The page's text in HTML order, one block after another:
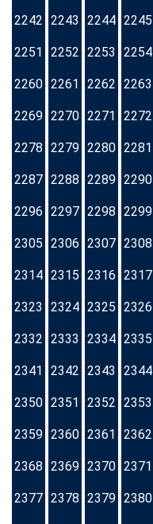
2242 2243 2244 2245
2251 2252 2253 2254
2260 2261 2262 2263
2269 2270 2271 2272
2278 2279 2280 2281
2287 2288 2289 2290
2296 2297 2298 2299
2305 2306 2307 2308
2314 2315 2316 2317
2323 2324 2325 2326
2332 2333 2334 2335
2341 2342 2343 2344
2350 2351 2352 2353
2359 2360 2361 2362
2368 2369 2370 2371
2377 2378 2379 2380